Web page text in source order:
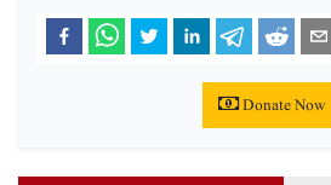
Donate Now